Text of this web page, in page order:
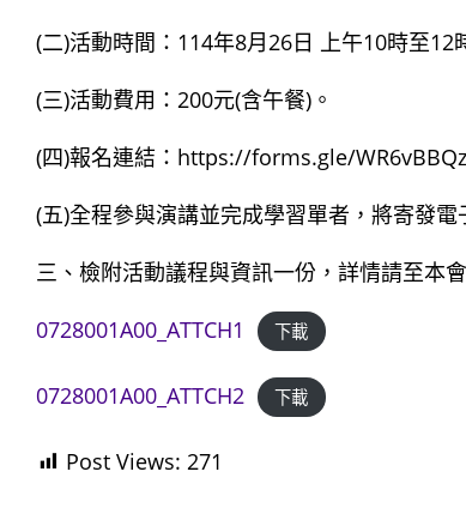
(二)活動時間：114年8月26日 上午10時至12
(三)活動費用：200元(含午餐)。
(四)報名連結：https://forms.gle/
(五)全程參與演講並完成學習單者，將寄發電
三、檢附活動議程與資訊一份，詳情請至本
0728001A00_ATTCH1
下載
0728001A00_ATTCH2 下載
Post Views: 271